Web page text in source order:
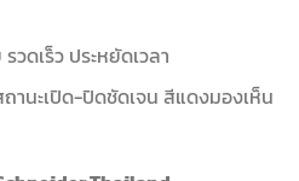
รวดเร็ว ประหยัดเวลา
านะเปิด-ปิดชัดเจน สีแดงมองเห็น